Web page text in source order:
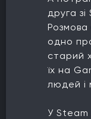
друга
одно
старий
їх на
людей і
У Steam